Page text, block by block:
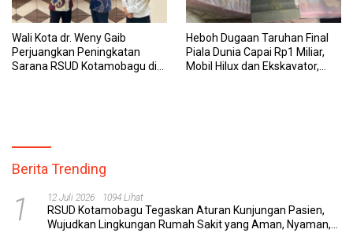
Wali Kota dr. Weny Gaib
Perjuangkan Peningkatan
Sarana RSUD Kotamobagu di
Heboh Dugaan Taruhan Final
Piala Dunia Capai Rp1 Miliar,
Mobil Hilux dan Ekskavator,
Berita Trending
1 12 Juli 2026 1094 Lihat
RSUD Kotamobagu Tegaskan Aturan Kunjungan Pasien,
Wujudkan Lingkungan Rumah Sakit yang Aman, Nyaman,